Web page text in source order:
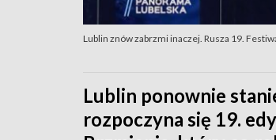
Lublin znów zabrzmi inaczej. Rusza 19.
Lublin ponownie
rozpoczyna się 19.